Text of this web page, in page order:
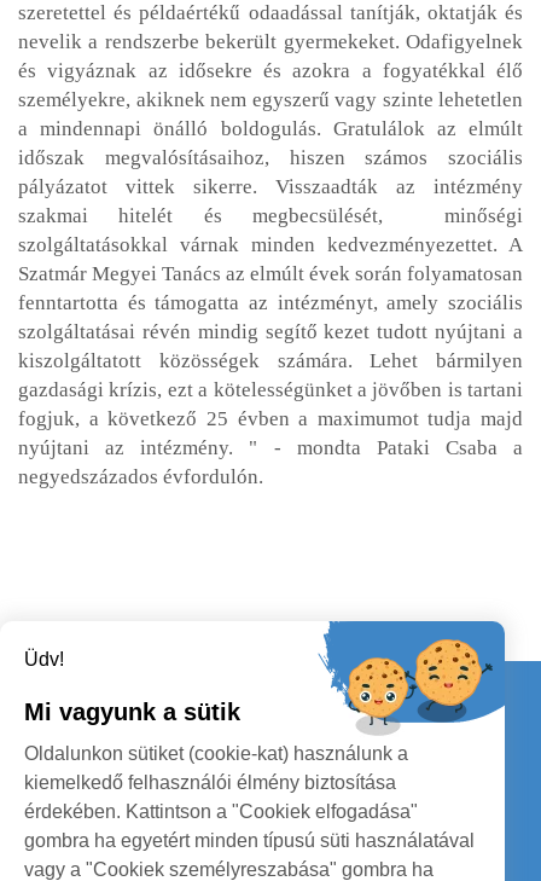
szeretettel és példaértékű odaadással tanítják, oktatják és
nevelik a rendszerbe bekerült gyermekeket. Odafigyelnek
és vigyáznak az idősekre és azokra a fogyatékkal élő
személyekre, akiknek nem egyszerű vagy szinte lehetetlen
a mindennapi önálló boldogulás. Gratulálok az elmúlt
időszak megvalósításaihoz, hiszen számos szociális
pályázatot vittek sikerre. Visszaadták az intézmény
szakmai hitelét és megbecsülését, minőségi
szolgáltatásokkal várnak minden kedvezményezettet. A
Szatmár Megyei Tanács az elmúlt évek során folyamatosan
fenntartotta és támogatta az intézményt, amely szociális
szolgáltatásai révén mindig segítő kezet tudott nyújtani a
kiszolgáltatott közösségek számára. Lehet bármilyen
gazdasági krízis, ezt a kötelességünket a jövőben is tartani
fogjuk, a következő 25 évben a maximumot tudja majd
nyújtani az intézmény. " - mondta Pataki Csaba a
negyedszázados évfordulón.
Kapcsolat
KÖVESSENEK
Üdv!
Mi vagyunk a sütik
Oldalunkon sütiket (cookie-kat) használunk a
kiemelkedő felhasználói élmény biztosítása
érdekében. Kattintson a "Cookiek elfogadása"
gombra ha egyetért minden típusú süti használatával
vagy a "Cookiek személyreszabása" gombra ha